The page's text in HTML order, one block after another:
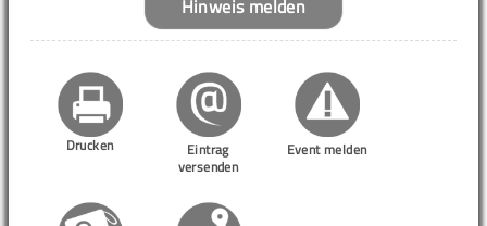
Hinweis melden
Drucken
Eintrag
versenden
Event melden